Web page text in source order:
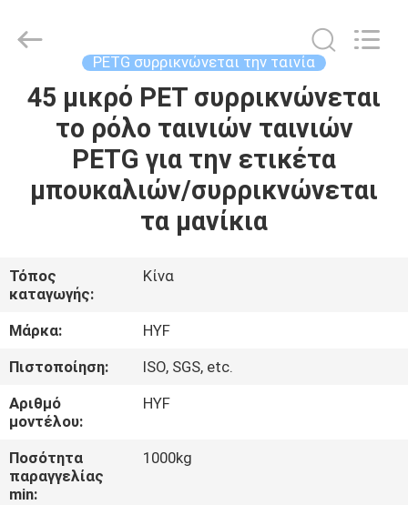
ΣΠΊΤΙ
ΠΡΟΪΌΝΤΑ
ΒΊΝΤΕΟ
ΠΕΡΊΠΟΥ
ΕΜΕΊΣ
ΓΎΡΟΣ
ΕΡΓΟΣΤΑΣΊΩΝ
ΠΟΙΟΤΙΚΌΣ
ΈΛΕΓΧΟΣ
Packaging
Reserved.
PETG συρρικνώνεται την ταινία
45 μικρό PET συρρικνώνεται
το ρόλο ταινιών ταινιών
PETG για την ετικέτα
μπουκαλιών/συρρικνώνεται
τα μανίκια
Τόπος
καταγωγής:
Κίνα
Μάρκα:
HYF
Πιστοποίηση:
ISO, SGS, etc.
Αριθμό
μοντέλου:
HYF
Ποσότητα
παραγγελίας
min:
1000kg